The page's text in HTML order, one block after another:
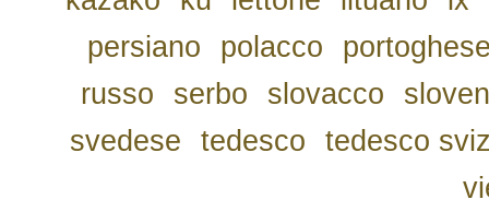
persiano
polacco
russo
serbo slovacco
svedese
tedesco
tedesco